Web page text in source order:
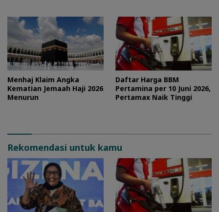
Menhaj Klaim Angka
Kematian Jemaah Haji 2026
Menurun
Daftar Harga BBM
Pertamina per 10 Juni 2026,
Pertamax Naik Tinggi
Rekomendasi untuk kamu